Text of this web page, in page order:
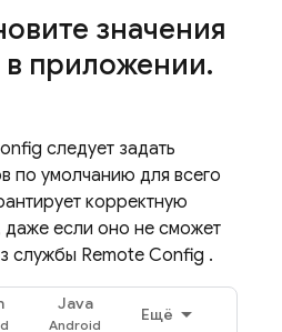
значения
приложении.
следует задать
по умолчанию для всего
корректную
если оно не сможет
службы Remote Config .
Java
Ещё